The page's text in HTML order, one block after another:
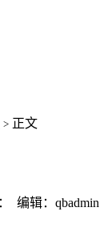
> 正文
编辑：qbadmin